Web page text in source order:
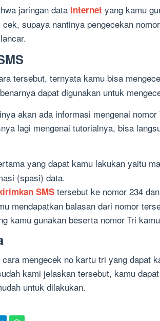
jaringan data internet yang kamu
supaya nantinya pengecekan
tersebut, ternyata kamu bisa
dapat digunakan untuk
akan ada informasi mengenai
lagi mengenai tutorialnya, bisa
yang dapat kamu lakukan yaitu
(spasi) data.
SMS tersebut ke nomor 234
mendapatkan balasan dari nomor
kamu gunakan beserta nomor Tri
mengecek no kartu tri yang dapat
kami jelaskan tersebut, kamu
untuk dilakukan.